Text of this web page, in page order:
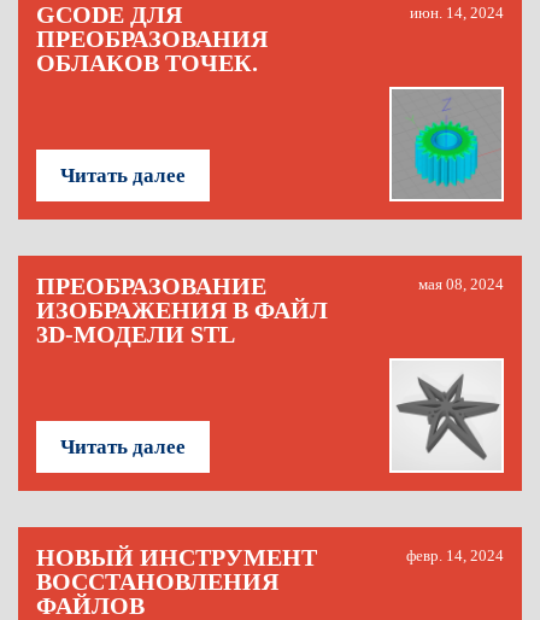
GCODE ДЛЯ
ПРЕОБРАЗОВАНИЯ
ОБЛАКОВ ТОЧЕК.
июн. 14, 2024
Читать далее
ПРЕОБРАЗОВАНИЕ
ИЗОБРАЖЕНИЯ В ФАЙЛ
3D-МОДЕЛИ STL
мая 08, 2024
Читать далее
НОВЫЙ ИНСТРУМЕНТ
ВОССТАНОВЛЕНИЯ
ФАЙЛОВ
февр. 14, 2024